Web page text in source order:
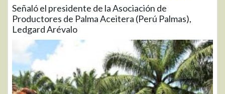
Señaló el presidente de la Asociación de
Productores de Palma Aceitera (Perú Palmas),
Ledgard Arévalo